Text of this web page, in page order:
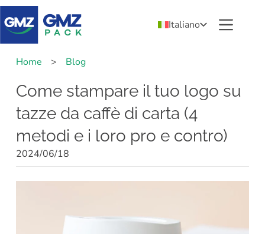
Italiano
Home > Blog
Come stampare il tuo logo su
tazze da caffè di carta (4
metodi e i loro pro e contro)
2024/06/18